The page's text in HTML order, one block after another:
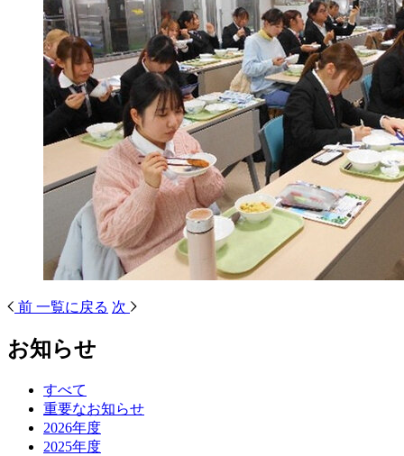
前 一覧に戻る 次
お知らせ
すべて
重要なお知らせ
2026年度
2025年度